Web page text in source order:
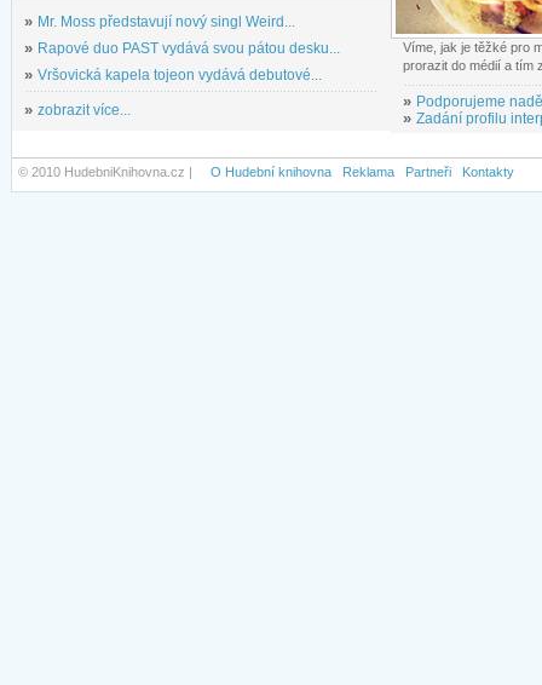
» Mr. Moss představují nový singl Weird...
» Rapové duo PAST vydává svou pátou desku...
» Vršovická kapela tojeon vydává debutové...
» zobrazit více...
Víme, jak je těžké pro
prorazit do médií a tím
» Podporujeme
» Zadání profilu
© 2010 HudebniKnihovna.cz | O Hudební knihovna Reklama Partneři Kontakty